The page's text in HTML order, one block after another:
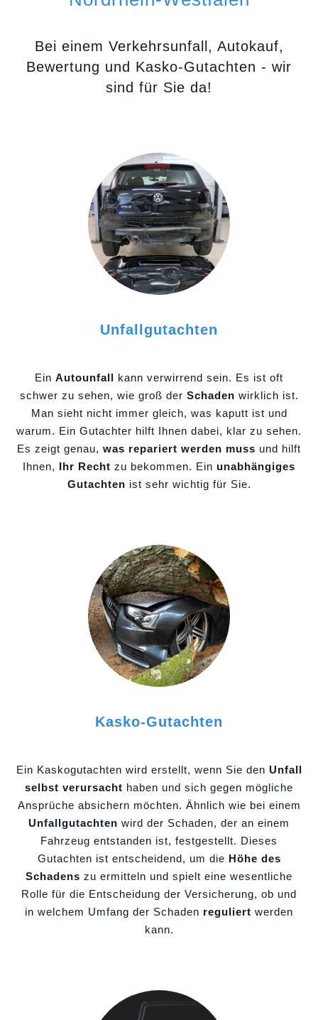
Bei einem Verkehrsunfall, Autokauf,
Bewertung und Kasko-Gutachten - wir
sind für Sie da!
Unfallgutachten
Ein Autounfall kann verwirrend sein. Es ist oft
schwer zu sehen, wie groß der Schaden wirklich ist.
Man sieht nicht immer gleich, was kaputt ist und
warum. Ein Gutachter hilft Ihnen dabei, klar zu sehen.
Es zeigt genau, was repariert werden muss und hilft
Ihnen, Ihr Recht zu bekommen. Ein unabhängiges
Gutachten ist sehr wichtig für Sie.
Kasko-Gutachten
Ein Kaskogutachten wird erstellt, wenn Sie den Unfall
selbst verursacht haben und sich gegen mögliche
Ansprüche absichern möchten. Ähnlich wie bei einem
Unfallgutachten wird der Schaden, der an einem
Fahrzeug entstanden ist, festgestellt. Dieses
Gutachten ist entscheidend, um die Höhe des
Schadens zu ermitteln und spielt eine wesentliche
Rolle für die Entscheidung der Versicherung, ob und
in welchem Umfang der Schaden reguliert werden
kann.